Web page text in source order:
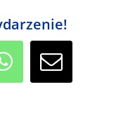
WhatsAppEmail